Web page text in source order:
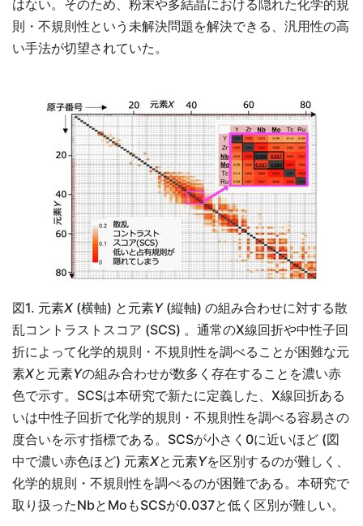
はない。そのため、粉末や多結晶における隠れた化学的規
則・不規則性という未解決問題を解決できる、汎用性の高
い手法が切望されていた。
図1. 元素X (横軸) と元素Y(縦軸) の組み合わせに対する散
乱コントラストスコア (SCS) 。通常のX線回折や中性子回
折によって化学的規則・不規則性を調べることが困難な元
素Xと元素Yの組み合わせが数多く存在することを濃い赤
色で示す。SCSは本研究で新たに定義した、X線回折ある
いは中性子回折で化学的規則・不規則性を調べる容易さの
度合いを示す指標である。SCSが小さく0に近いほど (図
中で濃い赤色ほど) 元素Xと元素Yを区別するのが難しく、
化学的規則・不規則性を調べるのが困難である。本研究で
取り扱ったNbとMoもSCSが0.037と低く区別が難しい。